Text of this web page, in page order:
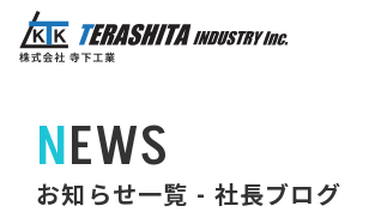
NEWS
お知らせ一覧 - 社長ブログ